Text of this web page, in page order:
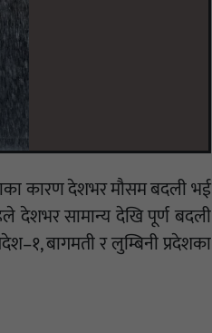
कारण देशभर मौसम बदली भई
देशभर सामान्य देखि पूर्ण बदली
बागमती र लुम्बिनी प्रदेशका